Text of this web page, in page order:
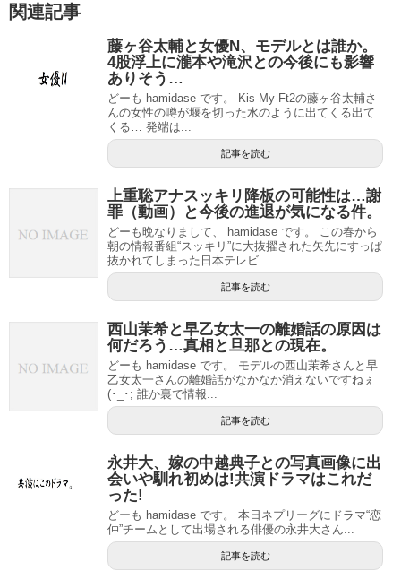
関連記事
藤ヶ谷太輔と女優N、モデルとは誰か。
4股浮上に瀧本や滝沢との今後にも影響
ありそう…
どーも hamidase です。 Kis-My-Ft2の藤ヶ谷太輔さ
んの女性の噂が堰を切った水のように出てくる出て
くる… 発端は...
記事を読む
上重聡アナスッキリ降板の可能性は…謝
罪（動画）と今後の進退が気になる件。
どーも晩なりまして、 hamidase です。 この春から
朝の情報番組“スッキリ”に大抜擢された矢先にすっぱ
抜かれてしまった日本テレビ...
記事を読む
西山茉希と早乙女太一の離婚話の原因は
何だろう…真相と旦那との現在。
どーも hamidase です。 モデルの西山茉希さんと早
乙女太一さんの離婚話がなかなか消えないですねぇ
(･_･; 誰か裏で情報...
記事を読む
永井大、嫁の中越典子との写真画像に出
会いや馴れ初めは!共演ドラマはこれだ
った!
どーも hamidase です。 本日ネプリーグにドラマ“恋
仲”チームとして出場される俳優の永井大さん...
記事を読む